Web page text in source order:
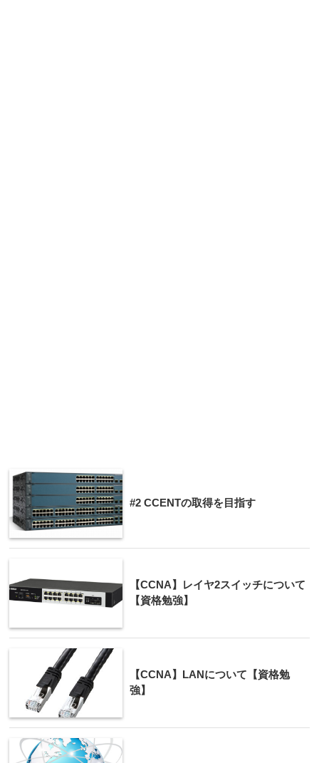
#2 CCENTの取得を目指す
【CCNA】レイヤ2スイッチについて
【資格勉強】
【CCNA】LANについて【資格勉
強】